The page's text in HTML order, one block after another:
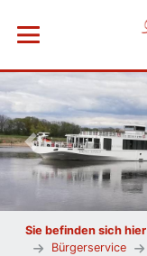
Menü öffnen
Vorheriges Bild
Sie befinden sich hier
Bürgerservice